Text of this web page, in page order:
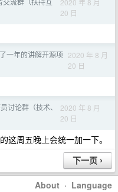
20 日
一年的讲解开源项 2020 年 8 月
20 日
讨论群（技术、
2020 年 8 月
20 日
这周五晚上会统一加一下。
About · Language